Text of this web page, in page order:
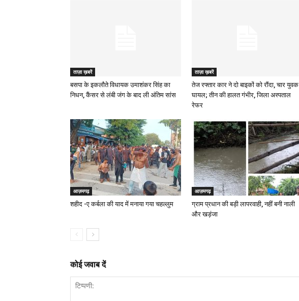
ताज़ा ख़बरें
बसपा के इकलौते विधायक उमाशंकर सिंह का
निधन, कैंसर से लंबी जंग के बाद ली अंतिम सांस
ताज़ा ख़बरें
तेज रफ्तार कार ने दो बाइकों को रौंदा, चार युवक
घायल; तीन की हालत गंभीर, जिला अस्पताल
रेफर
आज़मगढ़
शहीद -ए कर्बला की याद में मनाया गया चहल्लुम
आज़मगढ़
ग्राम प्रधान की बड़ी लापरवाही, नहीं बनी नाली
और खड़ंजा
कोई जवाब दें